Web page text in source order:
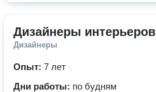
Дизайнеры интерьеров
Дизайнеры
Опыт: 7 лет
Дни работы: по будням